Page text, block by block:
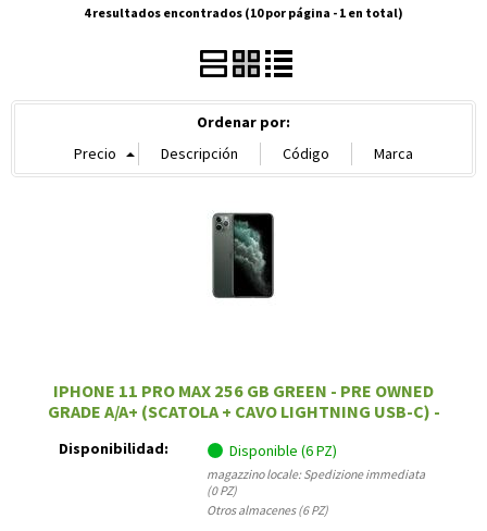
4 resultados encontrados (10por página - 1 en total)
Ordenar por:
IPHONE 11 PRO MAX 256 GB GREEN - PRE OWNED
GRADE A/A+ (SCATOLA + CAVO LIGHTNING USB-C) -
Disponibilidad: Disponible (6 PZ)
magazzino locale: Spedizione immediata
(0 PZ)
Otros almacenes (6 PZ)